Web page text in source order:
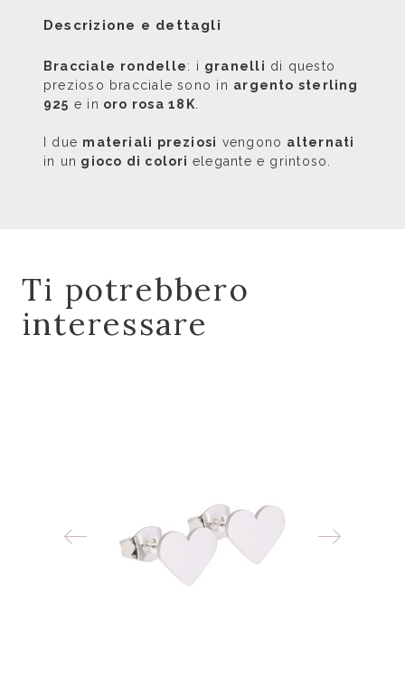
Descrizione e dettagli
Bracciale rondelle: i granelli di questo
prezioso bracciale sono in argento sterling
925 e in oro rosa 18K
I due materiali preziosi vengono alternati
in un gioco di colori elegante e grintoso.
Ti potrebbero
interessare